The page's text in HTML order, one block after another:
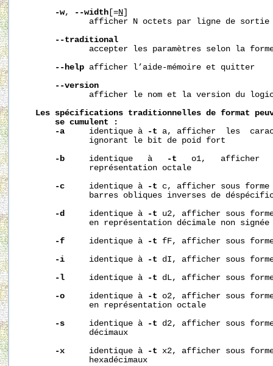
-w, --width [=N
              afficher N octets par ligne de sortie
--traditional
accepter les paramètres selon la
--help afficher l’aide-mémoire et quitter
--version
afficher le nom et la version du
Les spécifications traditionnelles de format
se cumulent
:
-a
     identique à
-t a, afficher  les
              ignorant le bit de poid fort
-b
     identique   à
-t
o1,   afficher
              représentation octale
-c
     identique à
-t c, afficher sous forme
barres obliques inverses de
-d
     identique à
-t u2, afficher sous
              en représentation décimale non signée
-f
     identique à
-t fF, afficher sous
-i
     identique à
-t dI, afficher sous
-l
     identique à
-t dL, afficher sous forme
-o
     identique à
-t o2, afficher sous
              en représentation octale
-s
     identique à
-t d2, afficher sous
              décimaux
-x
     identique à
-t x2, afficher sous
              hexadécimaux